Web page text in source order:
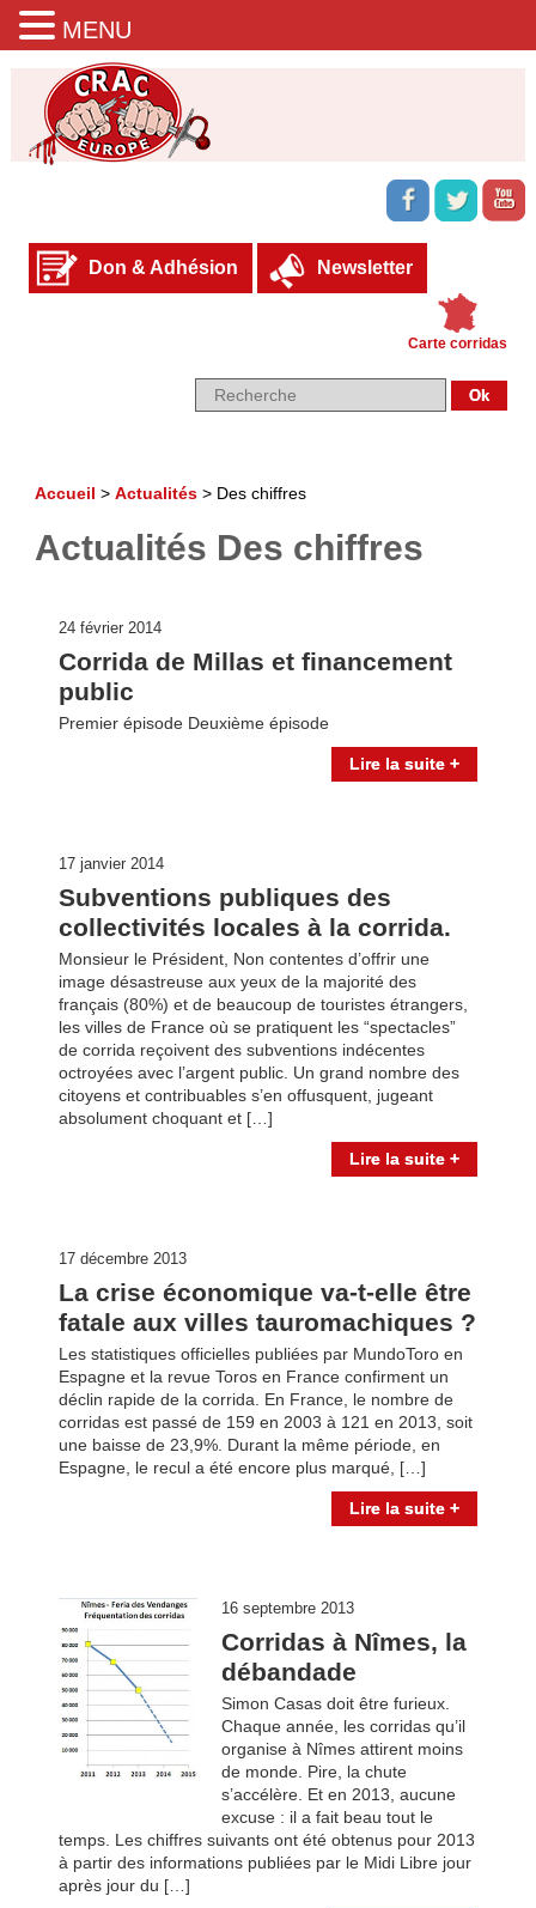
Don & Adhésion Newsletter
Carte corridas
Accueil > Actualités> Des chiffres
Actualités Des chiffres
24 février 2014
Corrida de Millas et financement
public
Premier épisode Deuxième épisode
Lire la suite +
17 janvier 2014
Subventions publiques des
collectivités locales à la corrida.
Monsieur le Président, Non contentes d’offrir une
image désastreuse aux yeux de la majorité des
français (80%) et de beaucoup de touristes étrangers,
les villes de France où se pratiquent les “spectacles”
de corrida reçoivent des subventions indécentes
octroyées avec l’argent public. Un grand nombre des
citoyens et contribuables s’en offusquent, jugeant
absolument choquant et […]
Lire la suite +
17 décembre 2013
La crise économique va-t-elle être
fatale aux villes tauromachiques ?
Les statistiques officielles publiées par MundoToro en
Espagne et la revue Toros en France confirment un
déclin rapide de la corrida. En France, le nombre de
corridas est passé de 159 en 2003 à 121 en 2013, soit
une baisse de 23,9%. Durant la même période, en
Espagne, le recul a été encore plus marqué, […]
Lire la suite +
16 septembre 2013
Corridas à Nîmes, la
débandade
Simon Casas doit être furieux.
Chaque année, les corridas qu’il
organise à Nîmes attirent moins
de monde. Pire, la chute
s’accélère. Et en 2013, aucune
excuse : il a fait beau tout le
temps. Les chiffres suivants ont été obtenus pour 2013
à partir des informations publiées par le Midi Libre jour
après jour du […]
MENU